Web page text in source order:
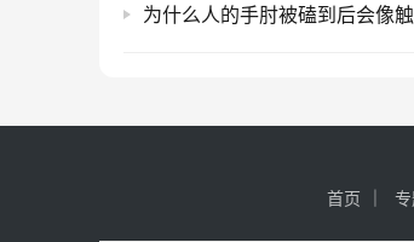
为什么人的手肘被磕到后会像触
首页